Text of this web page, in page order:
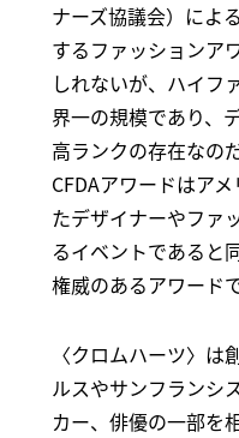
ナーズ協議会）によ
するファッションア
しれないが、ハイフ
界一の規模であり、
高ランクの存在なの
CFDAアワードはア
たデザイナーやファ
るイベントであると
権威のあるアワード
〈クロムハーツ〉
ルスやサンフランシ
カー、俳優の一部を